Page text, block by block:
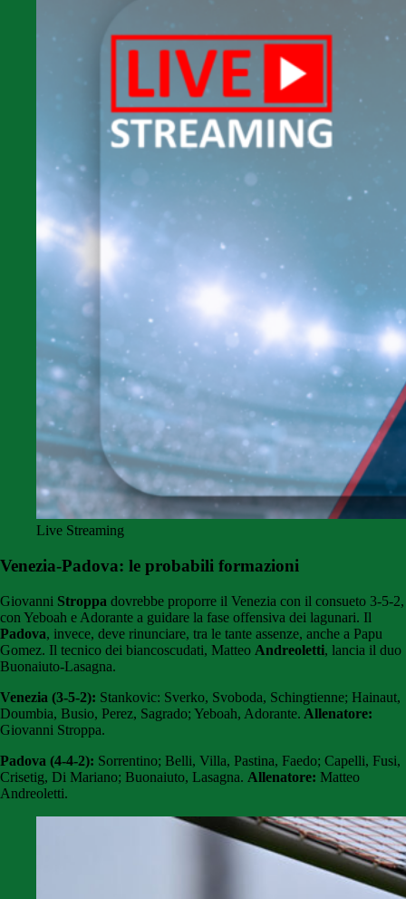
Live Streaming
Venezia-Padova: le probabili formazioni
Giovanni Stroppa dovrebbe proporre il Venezia con il consueto 3-5-2,
con Yeboah e Adorante a guidare la fase offensiva dei lagunari. Il
Padova, invece, deve rinunciare, tra le tante assenze, anche a Papu
Gomez. Il tecnico dei biancoscudati, Matteo Andreoletti, lancia il duo
Buonaiuto-Lasagna.
Venezia (3-5-2): Stankovic: Sverko, Svoboda, Schingtienne; Hainaut,
Doumbia, Busio, Perez, Sagrado; Yeboah, Adorante. Allenatore:
Giovanni Stroppa.
Padova (4-4-2): Sorrentino; Belli, Villa, Pastina, Faedo; Capelli, Fusi,
Crisetig, Di Mariano; Buonaiuto, Lasagna. Allenatore: Matteo
Andreoletti.